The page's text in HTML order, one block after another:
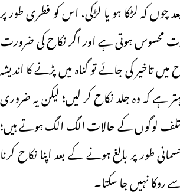
چوں کہ لڑکا ہو یا لڑکی، اس کو فطری طور پر
محسوس ہوتی ہے اور اگر نکاح کی ضرورت
تاخیر کی جائے تو گناہ میں پڑنے کا اندیشہ
ہے کہ وہ جلد نکاح کر لیں؛ لیکن یہ ضروری
لوگوں کے حالات الگ الگ ہوتے ہیں؛
طور پر بالغ ہونے کے بعد اپنا نکاح کرنا
نہیں جا سکتا۔